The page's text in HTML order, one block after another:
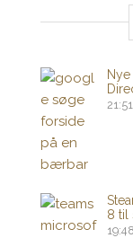
21:51
8 til
19:48